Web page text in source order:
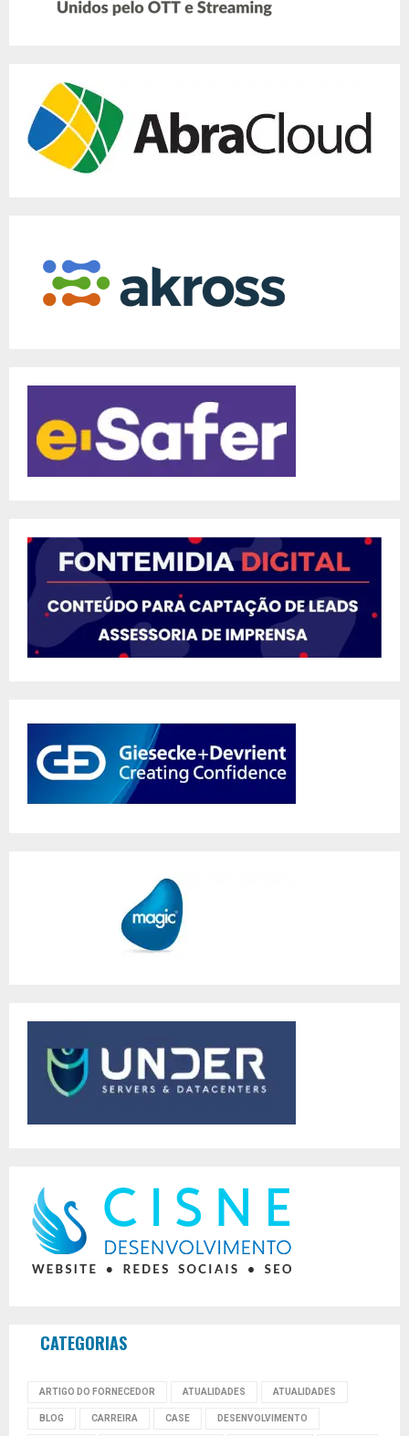
CATEGORIAS
ARTIGO DO FORNECEDOR ATUALIDADES ATUALIDADES
BLOG CARREIRA CASE DESENVOLVIMENTO